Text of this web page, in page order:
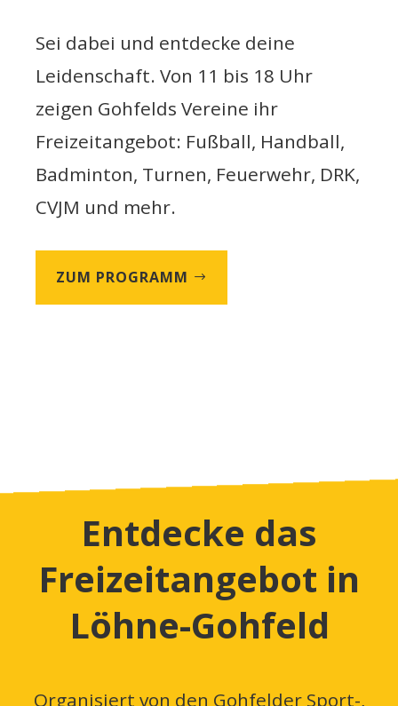
Sei dabei und entdecke deine
Leidenschaft. Von 11 bis 18 Uhr
zeigen Gohfelds Vereine ihr
Freizeitangebot: Fußball, Handball,
Badminton, Turnen, Feuerwehr, DRK,
CVJM und mehr.
ZUM PROGRAMM
Entdecke das
Freizeitangebot in
Löhne-Gohfeld
Organisiert von den Gohfelder Sport-,